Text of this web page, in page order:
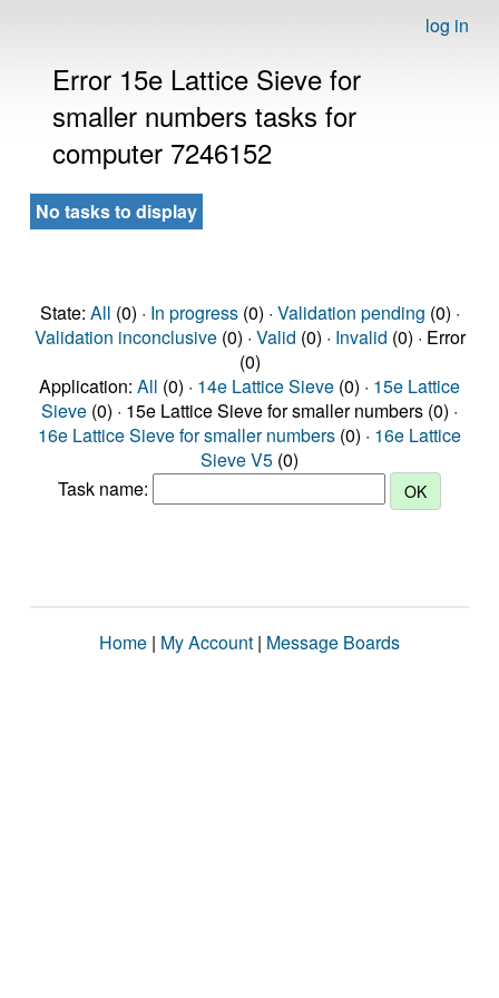
log in
Error 15e Lattice Sieve for
smaller numbers tasks for
computer 7246152
No tasks to display
State: All (0) · In progress(0) · Validation pending (0) ·
Validation inconclusive(0) · Valid (0) · Invalid (0) · Error
(0)
Application: All (0) · 14e Lattice Sieve (0) · 15e Lattice
Sieve (0) · 15e Lattice Sieve for smaller numbers (0) ·
16e Lattice Sieve for smaller numbers (0) · 16e Lattice
Sieve V5 (0)
Task name:
Home | My Account | Message Boards